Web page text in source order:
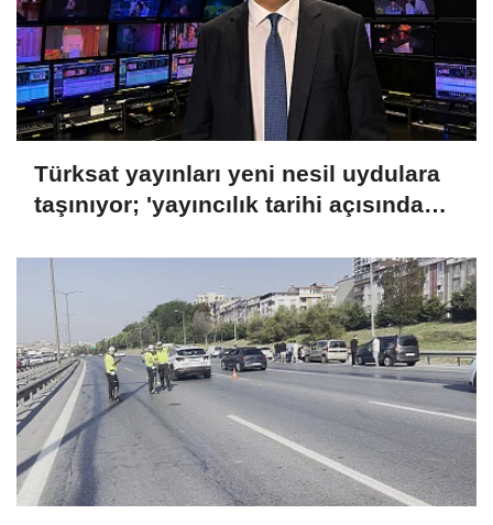
Türksat yayınları yeni nesil uydulara
taşınıyor; 'yayıncılık tarihi açısından